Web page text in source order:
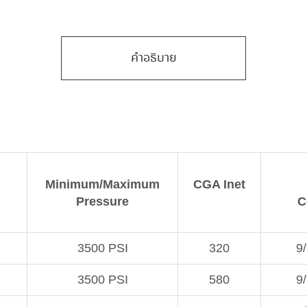
คำอธิบาย
Minimum/Maximum
Pressure
CGA Inet
3500 PSI 320
3500 PSI 580